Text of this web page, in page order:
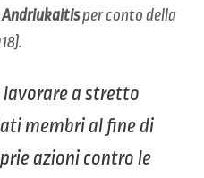
per conto della
lavorare a stretto
membri al fine di
azioni contro le